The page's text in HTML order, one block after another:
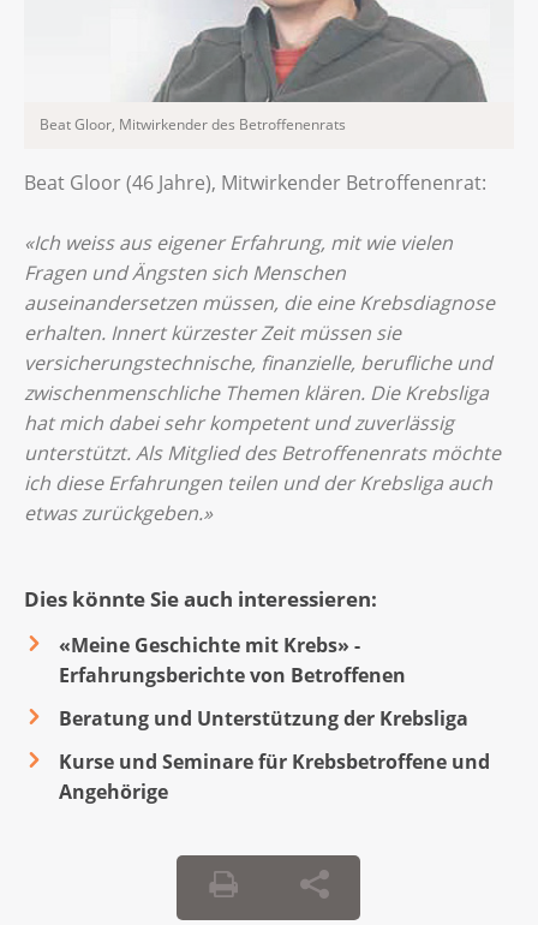
Beat Gloor, Mitwirkender des Betroffenenrats
Beat Gloor (46 Jahre), Mitwirkender Betroffenenrat:
«Ich weiss aus eigener Erfahrung, mit wie vielen
Fragen und Ängsten sich Menschen
auseinandersetzen müssen, die eine Krebsdiagnose
erhalten. Innert kürzester Zeit müssen sie
versicherungstechnische, finanzielle, berufliche und
zwischenmenschliche Themen klären. Die Krebsliga
hat mich dabei sehr kompetent und zuverlässig
unterstützt. Als Mitglied des Betroffenenrats möchte
ich diese Erfahrungen teilen und der Krebsliga auch
etwas zurückgeben.»
Dies könnte Sie auch interessieren:
«Meine Geschichte mit Krebs» -
Erfahrungsberichte von Betroffenen
Beratung und Unterstützung der Krebsliga
Kurse und Seminare für Krebsbetroffene und
Angehörige